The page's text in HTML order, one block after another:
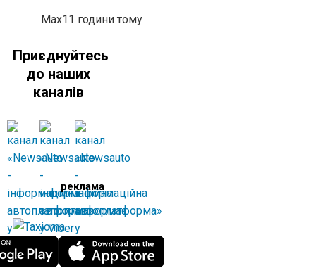
Max11 години тому
Приєднуйтесь
до наших
каналів
реклама